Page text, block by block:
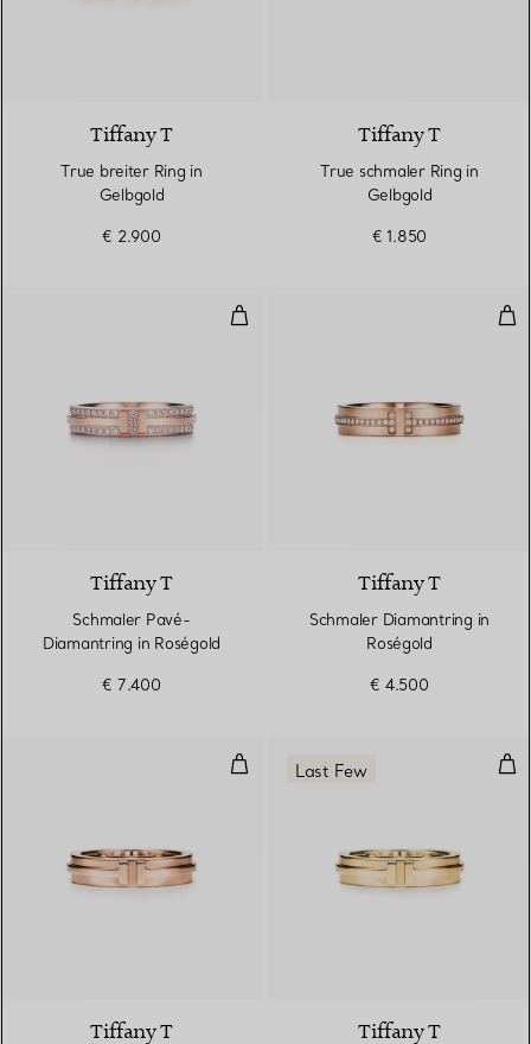
Tiffany T
True breiter Ring in
Gelbgold
€ 2.900
Tiffany T
True schmaler Ring in
Gelbgold
€ 1.850
Schmaler Pavé-Diamantring in
Tiffany T
Schmaler Pavé-
Diamantring in Roségold
€ 7.400
Tiffany T
Schmaler Diamantring in
Roségold
€ 4.500
Schmaler Ring in Roségold
Tiffany T
Last Few
Tiffany T